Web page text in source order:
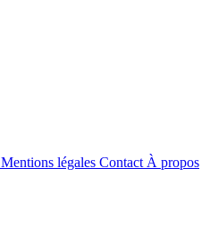
Mentions légales Contact À propos